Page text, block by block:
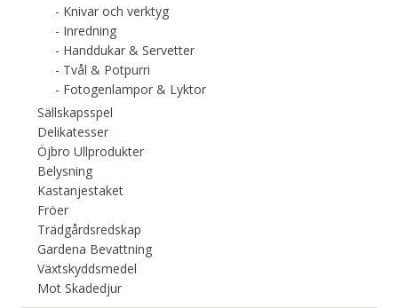
Knivar och verktyg
Inredning
Handdukar & Servetter
Tvål & Potpurri
Fotogenlampor & Lyktor
Sällskapsspel
Delikatesser
Öjbro Ullprodukter
Belysning
Kastanjestaket
Fröer
Trädgårdsredskap
Gardena Bevattning
Växtskyddsmedel
Mot Skadedjur